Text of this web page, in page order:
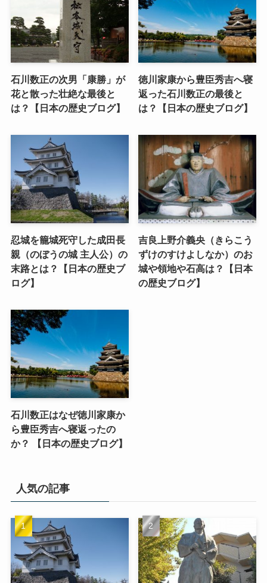
石川数正の次男「康勝」が
花と散った壮絶な最後と
は？【日本の歴史ブログ】
徳川家康から豊臣秀吉へ寝
返った石川数正の最後と
は？【日本の歴史ブログ】
忍城を籠城死守した成田長
親（のぼうの城 主人公）の
末路とは？【日本の歴史ブ
ログ】
吉良上野介義央（きらこう
ずけのすけよしなか）のお
城や領地や石高は？【日本
の歴史ブログ】
石川数正はなぜ徳川家康か
ら豊臣秀吉へ寝返ったの
か？ 【日本の歴史ブログ】
人気の記事